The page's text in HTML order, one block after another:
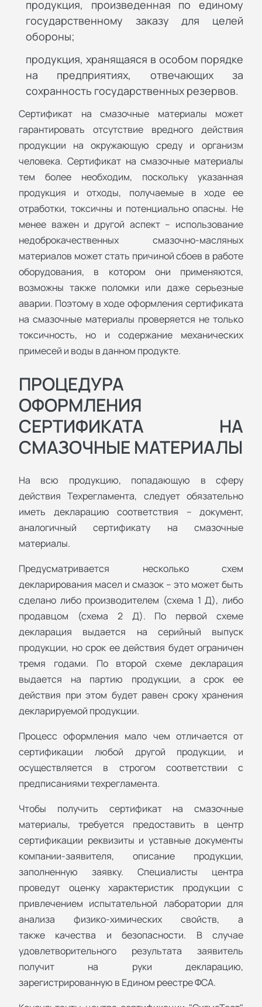
продукция, произведенная по единому
государственному заказу для целей
обороны;
продукция, хранящаяся в особом порядке
на предприятиях, отвечающих за
сохранность государственных резервов.
Сертификат на смазочные материалы может
гарантировать отсутствие вредного действия
продукции на окружающую среду и организм
человека. Сертификат на смазочные материалы
тем более необходим, поскольку указанная
продукция и отходы, получаемые в ходе ее
отработки, токсичны и потенциально опасны. Не
менее важен и другой аспект – использование
недоброкачественных смазочно-масляных
материалов может стать причиной сбоев в работе
оборудования, в котором они применяются,
возможны также поломки или даже серьезные
аварии. Поэтому в ходе оформления сертификата
на смазочные материалы проверяется не только
токсичность, но и содержание механических
примесей и воды в данном продукте.
ПРОЦЕДУРА
ОФОРМЛЕНИЯ
СЕРТИФИКАТА НА
СМАЗОЧНЫЕ МАТЕРИАЛЫ
На всю продукцию, попадающую в сферу
действия Техрегламента, следует обязательно
иметь декларацию соответствия – документ,
аналогичный сертификату на смазочные
материалы.
Предусматривается несколько схем
декларирования масел и смазок – это может быть
сделано либо производителем (схема 1 Д), либо
продавцом (схема 2 Д). По первой схеме
декларация выдается на серийный выпуск
продукции, но срок ее действия будет ограничен
тремя годами. По второй схеме декларация
выдается на партию продукции, а срок ее
действия при этом будет равен сроку хранения
декларируемой продукции.
Процесс оформления мало чем отличается от
сертификации любой другой продукции, и
осуществляется в строгом соответствии с
предписаниями техрегламента.
Чтобы получить сертификат на смазочные
материалы, требуется предоставить в центр
сертификации реквизиты и уставные документы
компании-заявителя, описание продукции,
заполненную заявку. Специалисты центра
проведут оценку характеристик продукции с
привлечением испытательной лаборатории для
анализа физико-химических свойств, а
также качества и безопасности. В случае
удовлетворительного результата заявитель
получит на руки декларацию,
зарегистрированную в Едином реестре ФСА.